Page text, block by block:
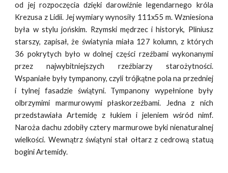
od jej rozpoczęcia dzięki darowiźnie legendarnego króla
Krezusa z Lidii. Jej wymiary wynosiły 111x55 m. Wzniesiona
była w stylu jońskim. Rzymski mędrzec i historyk, Pliniusz
starszy, zapisał, że światynia miała 127 kolumn, z których
36 pokrytych było w dolnej części rzeźbami wykonanymi
przez najwybitniejszych rzeźbiarzy starożytności.
Wspaniałe były tympanony, czyli trójkątne pola na przedniej
i tylnej fasadzie świątyni. Tympanony wypełnione były
olbrzymimi marmurowymi płaskorzeźbami. Jedna z nich
przedstawiała Artemidę z łukiem i jeleniem wśród nimf.
Naroża dachu zdobiły cztery marmurowe byki nienaturalnej
wielkości. Wewnątrz świątyni stał ołtarz z cedrową statuą
bogini Artemidy.